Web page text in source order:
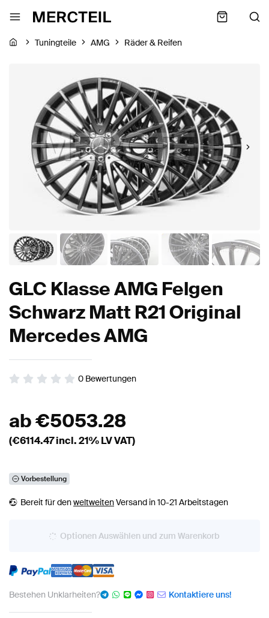
Tuningteile AMG Räder & Reifen
GLC Klasse AMG Felgen
Schwarz Matt R21 Original
Mercedes AMG
0 Bewertungen
ab€5053.28
(€6114.47incl. 21% LV VAT)
Vorbestellung
Bereit für denweltweitenVersand in 10-21 Arbeitstagen
Optionen Auswählen und zum Warenkorb
Bestehen Unklarheiten? Kontaktiere uns!